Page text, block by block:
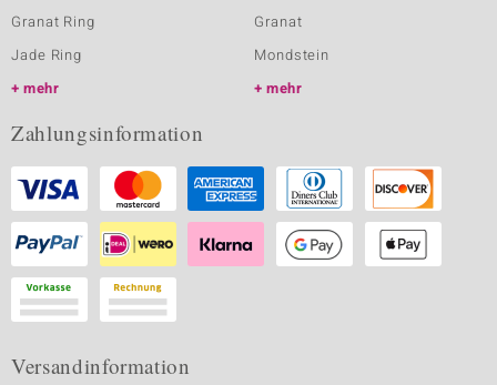
Granat Ring
Jade Ring
mehr
Granat
Mondstein
mehr
Zahlungsinformation
Versandinformation